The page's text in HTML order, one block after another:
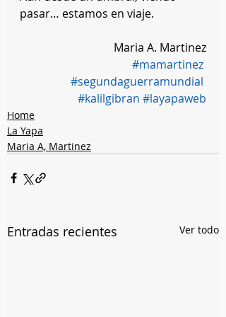
pasar… estamos en viaje.
Maria A. Martinez
#mamartinez
#segundaguerramundial
#kalilgibran #layapaweb
Home
La Yapa
Maria A, Martinez
Entradas recientes Ver todo